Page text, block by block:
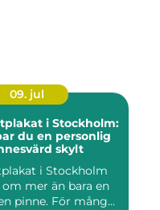
09. jul
i Stockholm:
du en personlig
skylt
i Stockholm
mer än bara en
pinne. För mång...